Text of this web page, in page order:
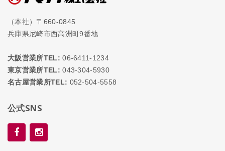
（本社）〒660-0845
兵庫県尼崎市西高洲町9番地
大阪営業所TEL: 06-6411-1234
東京営業所TEL: 043-304-5930
名古屋営業所TEL: 052-504-5558
公式SNS